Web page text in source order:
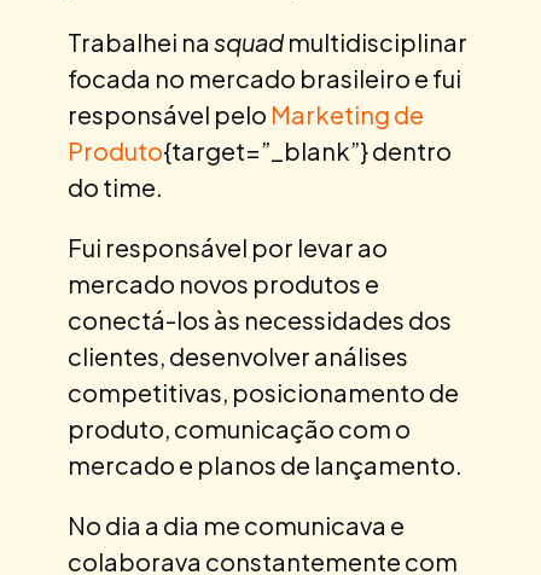
Trabalhei na squadmultidisciplinar
focada no mercado brasileiro e fui
responsável pelo Marketing de
Produto{target=”_blank”} dentro
do time.
Fui responsável por levar ao
mercado novos produtos e
conectá-los às necessidades dos
clientes, desenvolver análises
competitivas, posicionamento de
produto, comunicação com o
mercado e planos de lançamento.
No dia a dia me comunicava e
colaborava constantemente com